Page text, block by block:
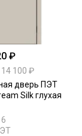
₽
100 ₽
дверь ПЭТ
Silk глухая